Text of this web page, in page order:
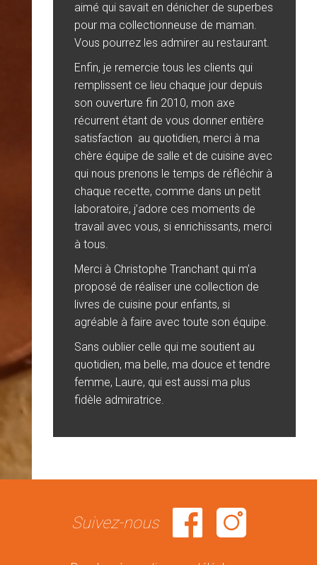
aimé qui savait en dénicher de superbes
pour ma collectionneuse de maman.
Vous pourrez les admirer au restaurant.
Enfin, je remercie tous les clients qui
remplissent ce lieu chaque jour depuis
son ouverture fin 2010, mon axe
récurrent étant de vous donner entière
satisfaction au quotidien, merci à ma
chère équipe de salle et de cuisine avec
qui nous prenons le temps de réfléchir à
chaque recette, comme dans un petit
laboratoire, j’adore ces moments de
travail avec vous, si enrichissants, merci
à tous.
Merci à Christophe Tranchant qui m’a
proposé de réaliser une collection de
livres de cuisine pour enfants, si
agréable à faire avec toute son équipe.
Sans oublier celle qui me soutient au
quotidien, ma belle, ma douce et tendre
femme, Laure, qui est aussi ma plus
fidèle admiratrice.
Suivez-nous